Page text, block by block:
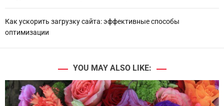
Как ускорить загрузку сайта: эффективные способы
оптимизации
YOU MAY ALSO LIKE: